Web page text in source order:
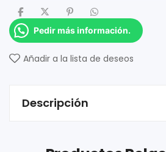
Pedir más información.
Añadir a la lista de deseos
Descripción